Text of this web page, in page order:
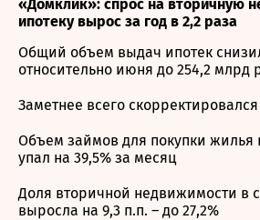
«Домклик»: спрос на вторичную
ипотеку вырос за год в 2,2 раза
Общий объем выдач ипотек
относительно июня до 254,2 млрд
Заметнее всего
Объем займов для покупки жилья
упал на 39,5% за месяц
Доля вторичной недвижимости в
выросла на 9,3 п.п. – до 27,2%